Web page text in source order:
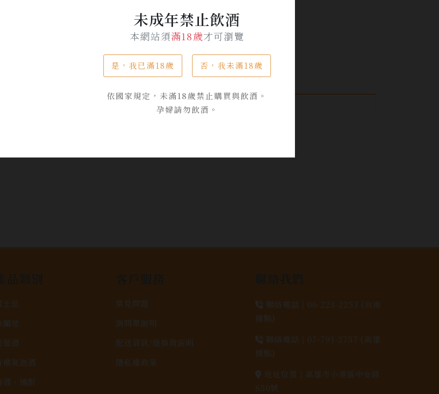
未成年禁止飲酒
本網站須滿18歲才可瀏覽
是，我已滿18歲 否，我未滿18歲
依國家規定，未滿18歲禁止購買與飲酒。
孕婦請勿飲酒。
士忌
蘭地
萄酒
檳氣泡酒
酒、燒酎
常見問題
詢問單說明
配送資訊/退換貨說明
隱私權政策
聯絡電話 | 06-223-2253 (台南
據點)
聯絡電話 | 07-791-2757 (高雄
據點)
地址位置 | 高雄市小港區中安路
650號